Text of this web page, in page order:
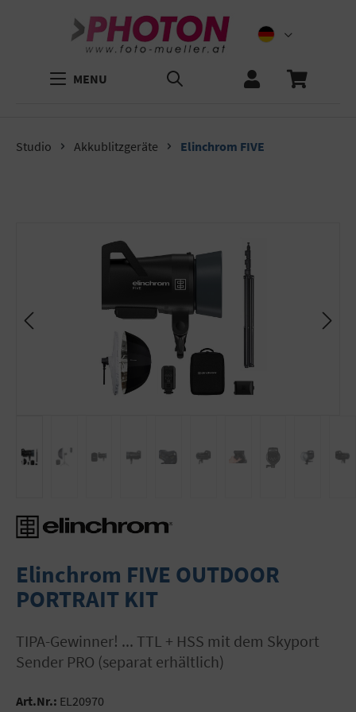
MENU
Studio Akkublitzgeräte Elinchrom FIVE
Elinchrom FIVE OUTDOOR
PORTRAIT KIT
TIPA-Gewinner! ... TTL + HSS mit dem Skyport
Sender PRO (separat erhältlich)
Art.Nr.: EL20970